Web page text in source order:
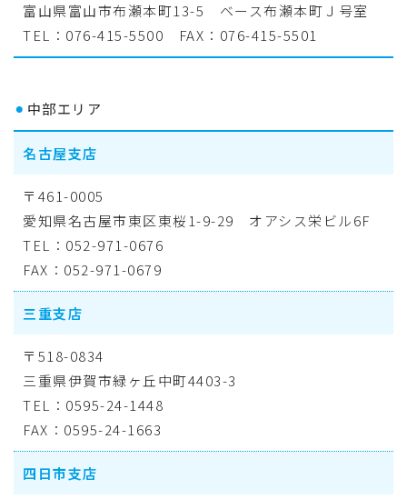
富山県富山市布瀬本町13-5 ベース布瀬本町Ｊ号室
TEL：076-415-5500 FAX：076-415-5501
⚫︎ 中部エリア
名古屋支店
〒461-0005
愛知県名古屋市東区東桜1-9-29 オアシス栄ビル6F
TEL：052-971-0676
FAX：052-971-0679
三重支店
〒518-0834
三重県伊賀市緑ヶ丘中町4403-3
TEL：0595-24-1448
FAX：0595-24-1663
四日市支店